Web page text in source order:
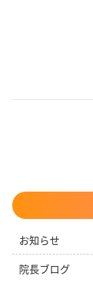
お知らせ
院長ブログ